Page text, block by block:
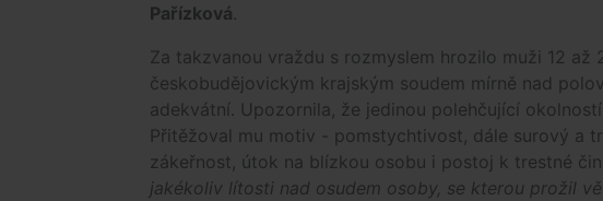
Pařízková.
Za takzvanou vraždu s rozmyslem hrozilo muži 12 až
českobudějovickým krajským soudem mírně nad
adekvátní. Upozornila, že jedinou polehčující
Přitěžoval mu motiv - pomstychtivost, dále surový a
zákeřnost, útok na blízkou osobu i postoj k trestné
jakékoliv lítosti nad osudem osoby, se kterou prožil